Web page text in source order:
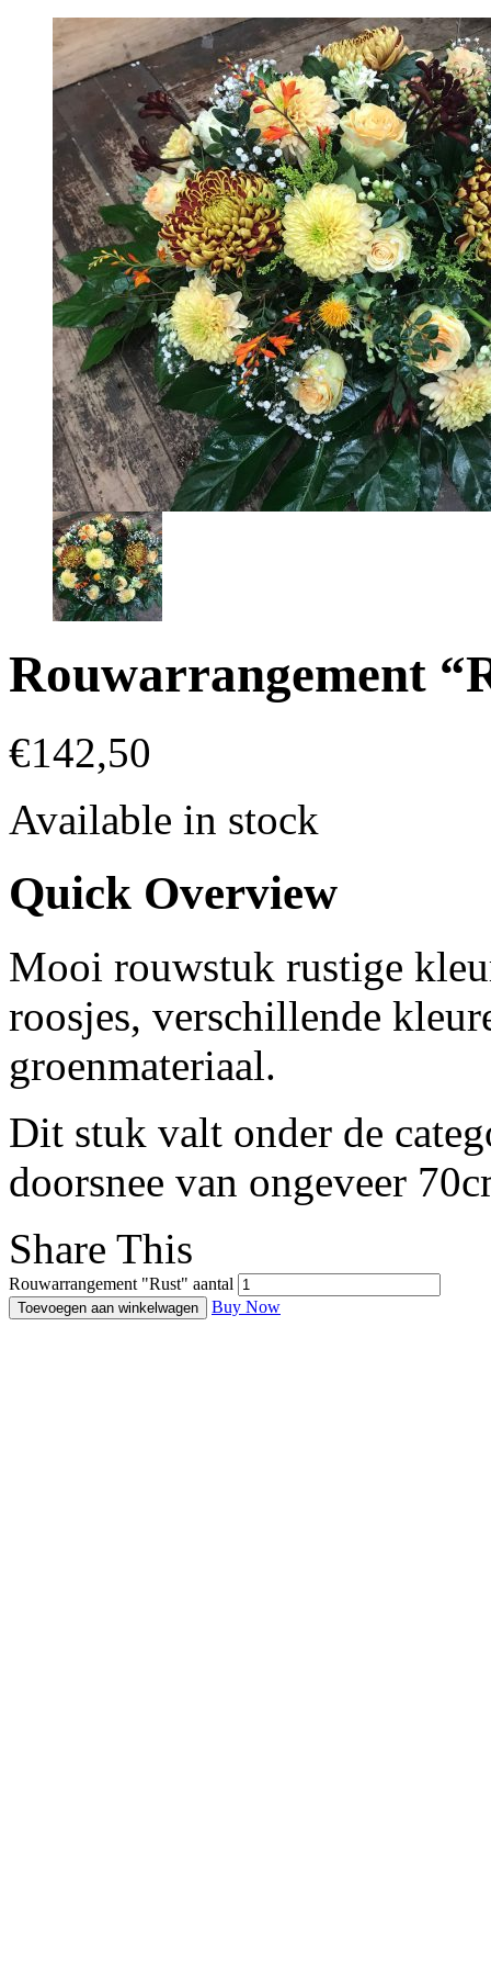
Rouwarrangement
€142,50
Available in stock
Quick Overview
Mooi rouwstuk rustige
roosjes, verschillende
groenmateriaal.
Dit stuk valt onder de
doorsnee van ongeveer
Share This
Rouwarrangement "Rust" aantal
Toevoegen aan winkelwagen Buy Now